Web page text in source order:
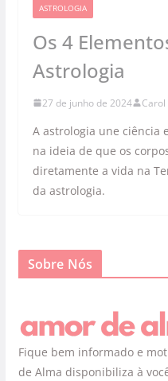
ASTROLOGIA
Os 4
Astrologia
27 de junho de 2024
A astrologia une ciência
na ideia de que os
diretamente a vida na
da astrologia.
Sobre Nós
Fique bem informado e
de Alma disponibiliza à